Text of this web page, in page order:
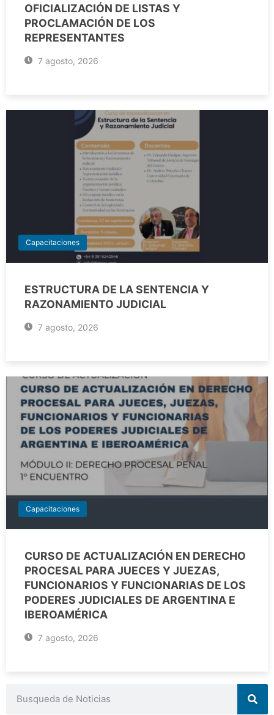
OFICIALIZACIÓN DE LISTAS Y
PROCLAMACIÓN DE LOS
REPRESENTANTES
7 agosto, 2026
Capacitaciones
ESTRUCTURA DE LA SENTENCIA Y
RAZONAMIENTO JUDICIAL
7 agosto, 2026
Capacitaciones
CURSO DE ACTUALIZACIÓN EN DERECHO
PROCESAL PARA JUECES Y JUEZAS,
FUNCIONARIOS Y FUNCIONARIAS DE LOS
PODERES JUDICIALES DE ARGENTINA E
IBEROAMÉRICA
7 agosto, 2026